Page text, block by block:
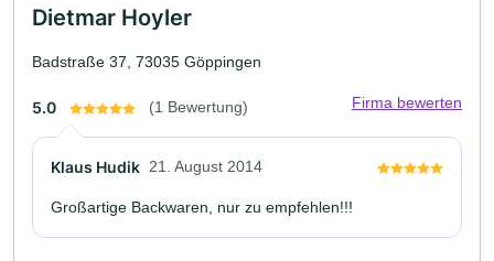
Dietmar Hoyler
Badstraße 37, 73035 Göppingen
5.0 (1 Bewertung) Firma bewerten
Klaus Hudik 21. August 2014
Großartige Backwaren, nur zu empfehlen!!!